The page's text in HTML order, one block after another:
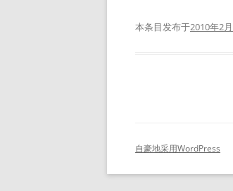
本条目发布于2010年2
自豪地采用WordPress